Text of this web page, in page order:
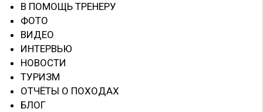
В ПОМОЩЬ ТРЕНЕРУ
ФОТО
ВИДЕО
ИНТЕРВЬЮ
НОВОСТИ
ТУРИЗМ
ОТЧЁТЫ О ПОХОДАХ
БЛОГ